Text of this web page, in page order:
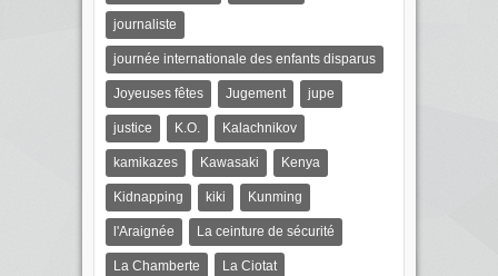
journaliste
journée internationale des enfants disparus
Joyeuses fêtes Jugement jupe
justice K.O. Kalachnikov
kamikazes Kawasaki Kenya
Kidnapping kiki Kunming
l'Araignée La ceinture de sécurité
La Chamberte La Ciotat